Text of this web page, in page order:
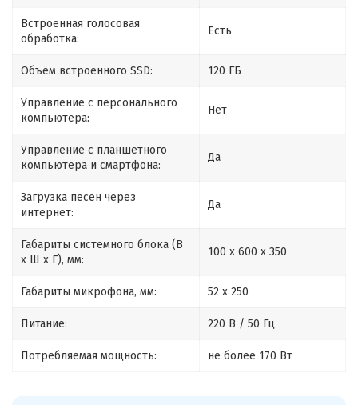
Встроенная голосовая
обработка:
Есть
Объём встроенного SSD: 120 ГБ
Управление с персонального
компьютера:
Нет
Управление с планшетного
компьютера и смартфона:
Да
Загрузка песен через
интернет:
Да
Габариты системного блока (В
x Ш x Г), мм:
100 x 600 x 350
Габариты микрофона, мм: 52 x 250
Питание: 220 В / 50 Гц
Потребляемая мощность: не более 170 Вт